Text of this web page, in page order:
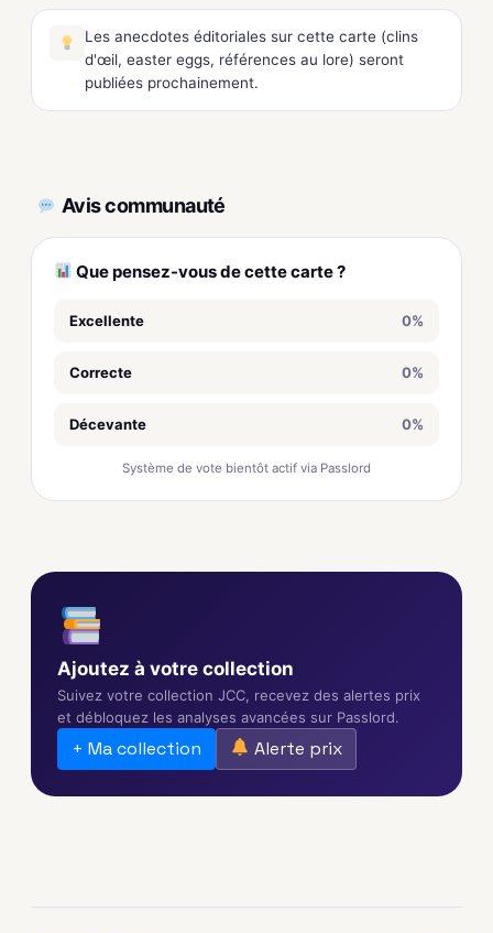
Les anecdotes éditoriales sur cette carte (clins
d'œil, easter eggs, références au lore) seront
publiées prochainement.
Avis communauté
Que pensez-vous de cette carte ?
Excellente 0%
Correcte 0%
Décevante 0%
Système de vote bientôt actif via Passlord
Ajoutez à votre collection
Suivez votre collection JCC, recevez des alertes prix
et débloquez les analyses avancées sur Passlord.
+ Ma collection Alerte prix